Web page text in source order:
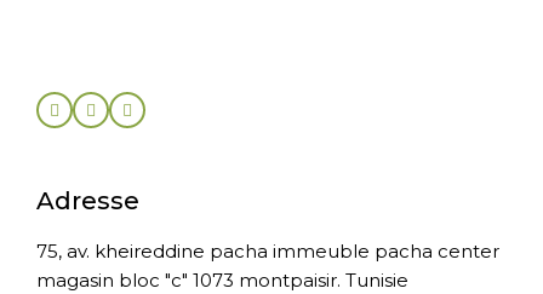
Adresse
75, av. kheireddine pacha immeuble pacha center
magasin bloc "c" 1073 montpaisir. Tunisie